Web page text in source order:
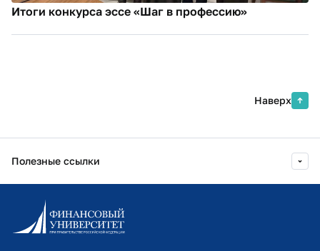
Итоги конкурса эссе «Шаг в профессию»
Наверх
Полезные ссылки
Информационно-образовательный портал
Личный кабинет поступающего